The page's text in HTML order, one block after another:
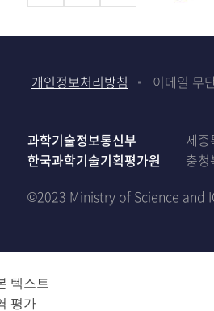
개인정보처리방침 이메일 무
과학기술정보통신부
세
한국과학기술기획평가원
충
©2023 Ministry of Science and
텍스트
평가